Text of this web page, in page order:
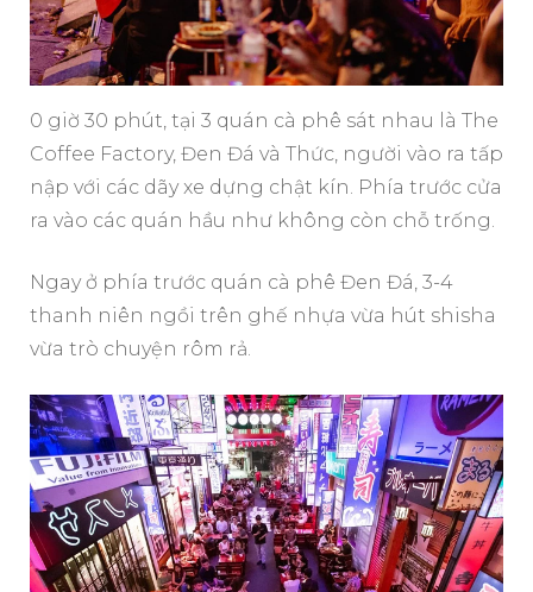
0 giờ 30 phút, tại 3 quán cà phê sát nhau là The
Coffee Factory, Đen Đá và Thức, người vào ra tấp
nập với các dãy xe dựng chật kín. Phía trước cửa
ra vào các quán hầu như không còn chỗ trống.
Ngay ở phía trước quán cà phê Đen Đá, 3-4
thanh niên ngồi trên ghế nhựa vừa hút shisha
vừa trò chuyện rôm rả.